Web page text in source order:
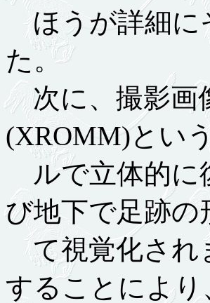
ほうが詳細に
た。
次に、撮影画
(XROMM)とい
ルで立体的に
び地下で足跡の
て視覚化され
することによ